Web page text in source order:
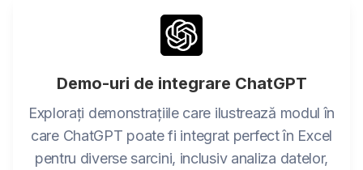
Demo-uri de integrare ChatGPT
Explorați demonstrațiile care ilustrează modul în
care ChatGPT poate fi integrat perfect în Excel
pentru diverse sarcini, inclusiv analiza datelor,